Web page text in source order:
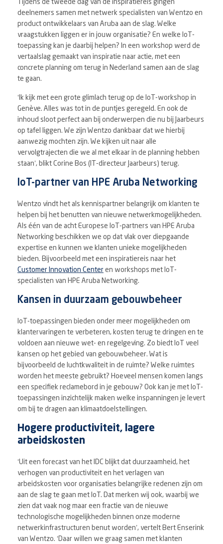
Tijdens de tweede dag van de inspiratiereis gingen
deelnemers samen met netwerk specialisten van Wentzo en
product ontwikkelaars van Aruba aan de slag. Welke
vraagstukken liggen er in jouw organisatie? En welke IoT-
toepassing kan je daarbij helpen? In een workshop werd de
vertaalslag gemaakt van inspiratie naar actie, met een
concrete planning om terug in Nederland samen aan de slag
te gaan.
‘Ik kijk met een grote glimlach terug op de IoT-workshop in
Genève. Alles was tot in de puntjes geregeld. En ook de
inhoud sloot perfect aan bij onderwerpen die nu bij Jaarbeurs
op tafel liggen. We zijn Wentzo dankbaar dat we hierbij
aanwezig mochten zijn. We kijken uit naar alle
vervolgtrajecten die we al met elkaar in de planning hebben
staan’, blikt Corine Bos (IT-directeur Jaarbeurs) terug.
IoT-partner van HPE Aruba Networking
Wentzo vindt het als kennispartner belangrijk om klanten te
helpen bij het benutten van nieuwe netwerkmogelijkheden.
Als één van de acht Europese IoT-partners van HPE Aruba
Networking beschikken we op dat vlak over diepgaande
expertise en kunnen we klanten unieke mogelijkheden
bieden. Bijvoorbeeld met een inspiratiereis naar het
Customer Innovation Center en workshops met IoT-
specialisten van HPE Aruba Networking.
Kansen in duurzaam gebouwbeheer
IoT-toepassingen bieden onder meer mogelijkheden om
klantervaringen te verbeteren, kosten terug te dringen en te
voldoen aan nieuwe wet- en regelgeving. Zo biedt IoT veel
kansen op het gebied van gebouwbeheer. Wat is
bijvoorbeeld de luchtkwaliteit in de ruimte? Welke ruimtes
worden het meeste gebruikt? Hoeveel mensen komen langs
een specifiek reclamebord in je gebouw? Ook kan je met IoT-
toepassingen inzichtelijk maken welke inspanningen je levert
om bij te dragen aan klimaatdoelstellingen.
Hogere productiviteit, lagere
arbeidskosten
‘Uit een forecast van het IDC blijkt dat duurzaamheid, het
verhogen van productiviteit en het verlagen van
arbeidskosten voor organisaties belangrijke redenen zijn om
aan de slag te gaan met IoT. Dat merken wij ook, waarbij we
zien dat vaak nog maar een fractie van de nieuwe
technologische mogelijkheden binnen onze moderne
netwerkinfrastructuren benut worden’, vertelt Bert Enserink
van Wentzo. ‘Daar willen we graag samen met klanten